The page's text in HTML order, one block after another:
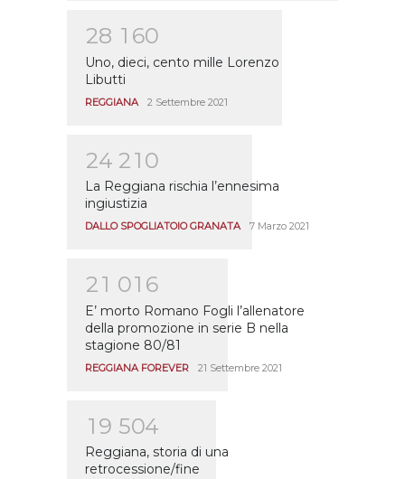
28 1 60
Uno, dieci, cento mille Lorenzo
Libutti
REGGIANA 2 Settembre 2021
24 21 0
La Reggiana rischia l’ennesima
ingiustizia
DALLO SPOGLIATOIO GRANATA 7 Marzo 2021
21 01 6
E’ morto Romano Fogli l’allenatore
della promozione in serie B nella
stagione 80/81
REGGIANA FOREVER 21 Settembre 2021
1 9 504
Reggiana, storia di una
retrocessione/fine